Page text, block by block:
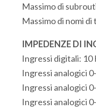
Ingressi
per
Termocoppia
2
Uscite
Massimo di
Massimo di nomi di
IMPEDENZE DI
Ingressi digitali: 10
Ingressi analogici
Ingressi analogici
Ingressi analogici